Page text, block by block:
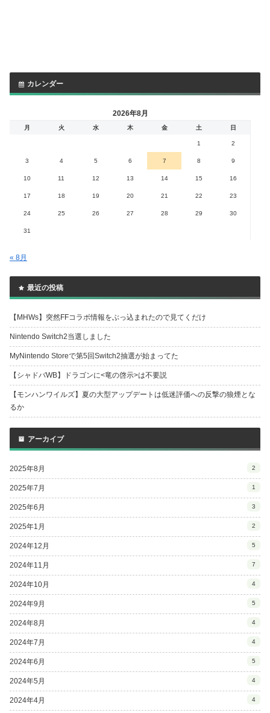
カレンダー
2026年8月
月 火 水 木 金 土 日
1 2
3 4 5 6 7 8 9
10 11 12 13 14 15 16
17 18 19 20 21 22 23
24 25 26 27 28 29 30
31
« 8月
最近の投稿
【MHWs】突然FFコラボ情報をぶっ込まれたので見てくだけ
Nintendo Switch2当選しました
MyNintendo Storeで第5回Switch2抽選が始まってた
【シャドバWB】ドラゴンに<竜の啓示>は不要説
【モンハンワイルズ】夏の大型アップデートは低迷評価への反撃の狼煙とな
るか
アーカイブ
2025年8月 2
2025年7月 1
2025年6月 3
2025年1月 2
2024年12月 5
2024年11月 7
2024年10月 4
2024年9月 5
2024年8月 4
2024年7月 4
2024年6月 5
2024年5月 4
2024年4月 4